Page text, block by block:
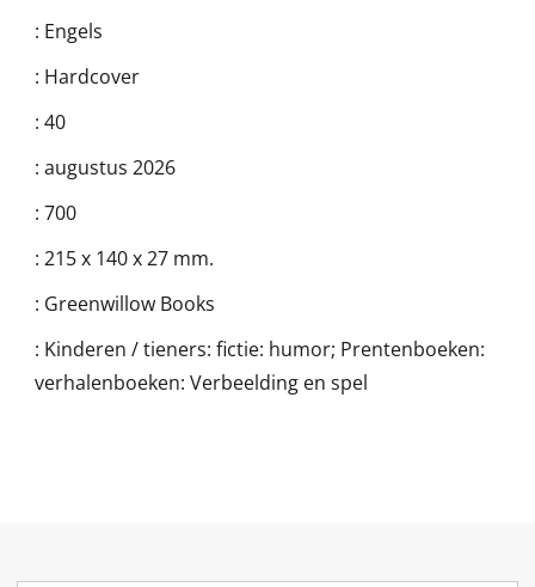
: Engels
: Hardcover
: 40
: augustus 2026
: 700
: 215 x 140 x 27 mm.
: Greenwillow Books
: Kinderen / tieners: fictie: humor; Prentenboeken:
verhalenboeken: Verbeelding en spel